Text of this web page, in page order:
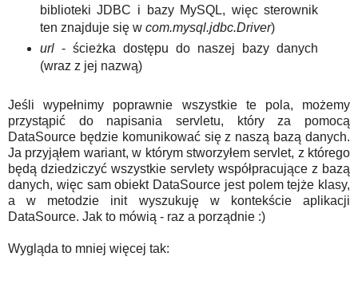
biblioteki JDBC i bazy MySQL, więc sterownik
ten znajduje się w com.mysql.jdbc.Driver)
url- ścieżka dostępu do naszej bazy danych
(wraz z jej nazwą)
Jeśli wypełnimy poprawnie wszystkie te pola, możemy
przystąpić do napisania servletu, który za pomocą
DataSource będzie komunikować się z naszą bazą danych.
Ja przyjąłem wariant, w którym stworzyłem servlet, z którego
będą dziedziczyć wszystkie servlety współpracujące z bazą
danych, więc sam obiekt DataSource jest polem tejże klasy,
a w metodzie init wyszukuję w kontekście aplikacji
DataSource. Jak to mówią - raz a porządnie :)
Wygląda to mniej więcej tak: